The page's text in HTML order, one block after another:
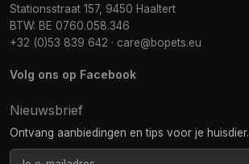
Stationsstraat 157, 9450 Haaltert
BTW: BE 0760.058.346
+32 (0)53 839 642 · care@bopets.eu
Volg ons op Facebook
Nieuwsbrief
Ontvang aanbiedingen en tips voor je huisdier.